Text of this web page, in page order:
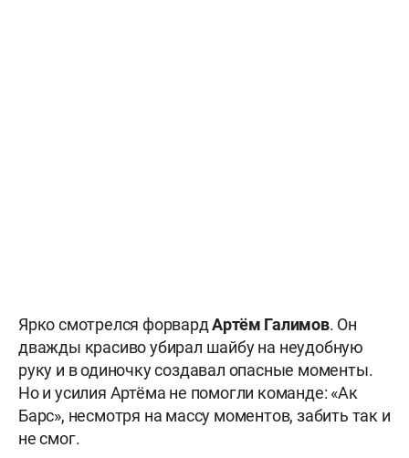
Ярко смотрелся форвардАртём Галимов. Он
дважды красиво убирал шайбу на неудобную
руку и в одиночку создавал опасные моменты.
Но и усилия Артёма не помогли команде: «Ак
Барс», несмотря на массу моментов, забить так и
не смог.